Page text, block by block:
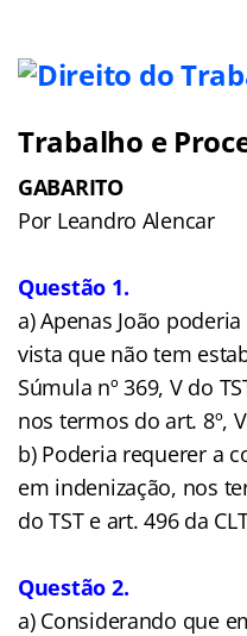
Trabalho e
GABARITO
Por Leandro Alencar
Questão 1.
a) Apenas João
vista que não tem
Súmula nº 369, V do
nos termos do art. 8º,
b) Poderia requerer a
em indenização, nos
do TST e art. 496 da
Questão 2.
a) Considerando que